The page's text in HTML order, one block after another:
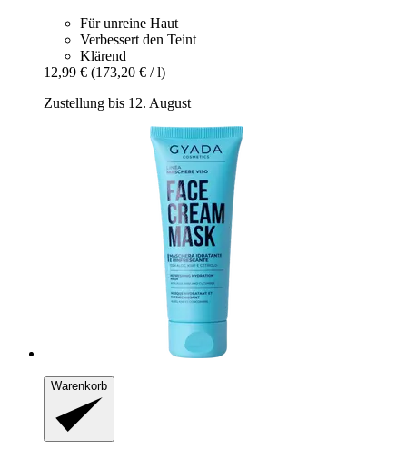
Für unreine Haut
Verbessert den Teint
Klärend
12,99 € (173,20 € / l)
Zustellung bis 12. August
Warenkorb